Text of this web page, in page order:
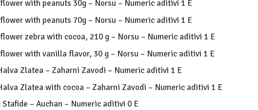
with peanuts 30g – Norsu – Numeric aditivi 1 E
with peanuts 70g – Norsu – Numeric aditivi 1 E
zebra with cocoa, 210 g – Norsu – Numeric aditivi 1 E
with vanilla flavor, 30 g – Norsu – Numeric aditivi 1 E
Zlatea – Zaharni Zavodi – Numeric aditivi 1 E
Zlatea with cocoa – Zaharni Zavodi – Numeric aditivi 1 E
– Auchan – Numeric aditivi 0 E